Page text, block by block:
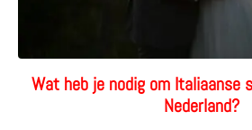
Wat heb je nodig om Italiaanse
Nederland?